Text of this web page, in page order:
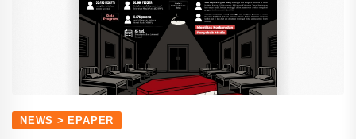
NEWS > EPAPER